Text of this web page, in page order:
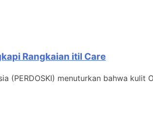
Rangkaian itil Care
(PERDOSKI) menuturkan bahwa kulit